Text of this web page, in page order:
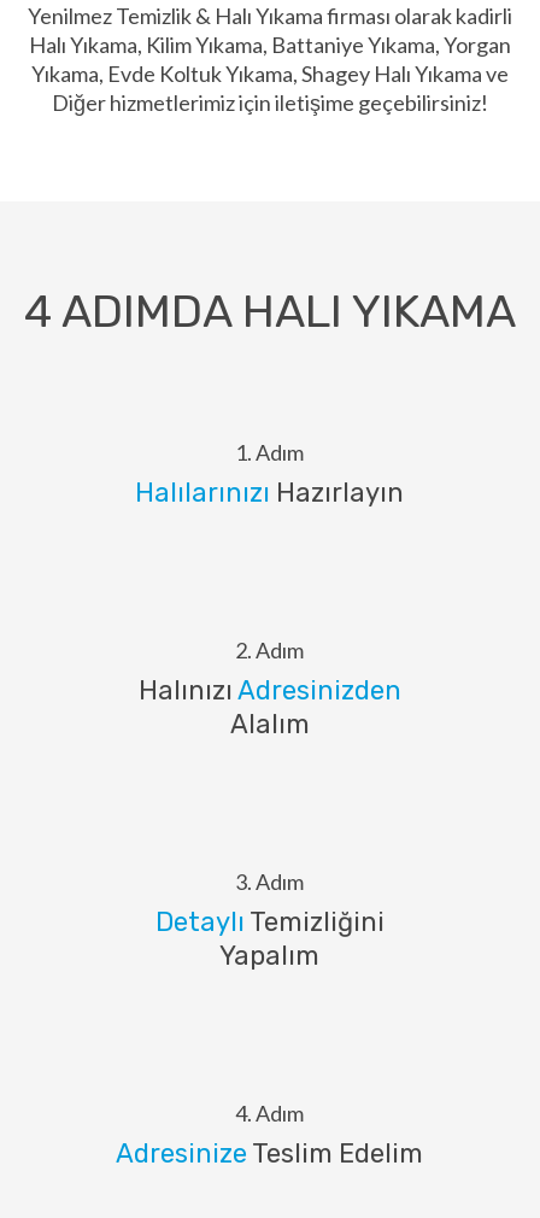
Yenilmez Temizlik & Halı Yıkama firması olarak kadirli
Halı Yıkama, Kilim Yıkama, Battaniye Yıkama, Yorgan
Yıkama, Evde Koltuk Yıkama, Shagey Halı Yıkama ve
Diğer hizmetlerimiz için iletişime geçebilirsiniz!
4 ADIMDA HALI YIKAMA
1. Adım
Halılarınızı Hazırlayın
2. Adım
Halınızı Adresinizden
Alalım
3. Adım
Detaylı Temizliğini
Yapalım
4. Adım
Adresinize Teslim Edelim